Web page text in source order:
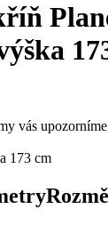
vás
173 cm